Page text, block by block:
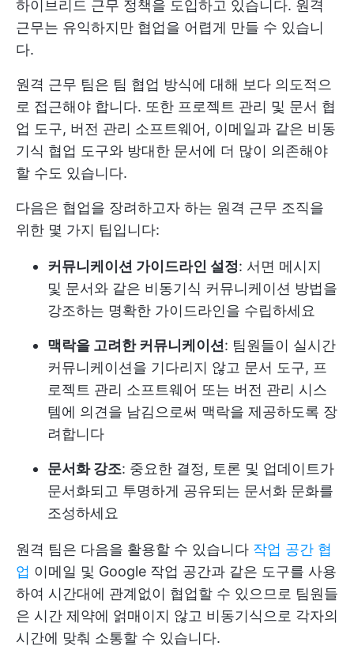
하이브리드 근무 정책을 도입하고 있습니다. 원격
근무는 유익하지만 협업을 어렵게 만들 수 있습니
다.
원격 근무 팀은 팀 협업 방식에 대해 보다 의도적으
로 접근해야 합니다. 또한 프로젝트 관리 및 문서 협
업 도구, 버전 관리 소프트웨어, 이메일과 같은 비동
기식 협업 도구와 방대한 문서에 더 많이 의존해야
할 수도 있습니다.
다음은 협업을 장려하고자 하는 원격 근무 조직을
위한 몇 가지 팁입니다:
커뮤니케이션 가이드라인 설정: 서면 메시지
및 문서와 같은 비동기식 커뮤니케이션 방법을
강조하는 명확한 가이드라인을 수립하세요
맥락을 고려한 커뮤니케이션: 팀원들이 실시간
커뮤니케이션을 기다리지 않고 문서 도구, 프
로젝트 관리 소프트웨어 또는 버전 관리 시스
템에 의견을 남김으로써 맥락을 제공하도록 장
려합니다
문서화 강조: 중요한 결정, 토론 및 업데이트가
문서화되고 투명하게 공유되는 문서화 문화를
조성하세요
원격 팀은 다음을 활용할 수 있습니다 작업 공간 협
업 이메일 및 Google 작업 공간과 같은 도구를 사용
하여 시간대에 관계없이 협업할 수 있으므로 팀원들
은 시간 제약에 얽매이지 않고 비동기식으로 각자의
시간에 맞춰 소통할 수 있습니다.